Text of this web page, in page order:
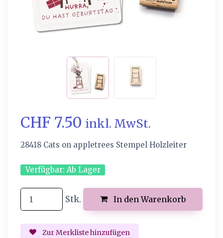
CHF 7.50 inkl. MwSt.
28418 Cats on appletrees Stempel Holzleiter
Verfügbar: Ab Lager
Stk. In den Warenkorb
Zur Merkliste hinzufügen